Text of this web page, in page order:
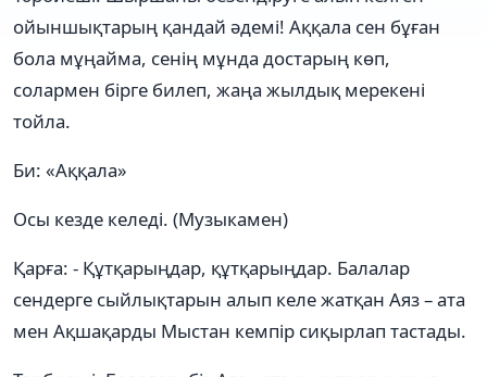
ойыншықтарың қандай әдемі! Аққала сен бұған
бола мұңайма, сенің мұнда достарың көп,
солармен бірге билеп, жаңа жылдық мерекені
тойла.
Би: «Аққала»
Осы кезде келеді. (Музыкамен)
Қарға: - Құтқарыңдар, құтқарыңдар. Балалар
сендерге сыйлықтарын алып келе жатқан Аяз – ата
мен Ақшақарды Мыстан кемпір сиқырлап тастады.